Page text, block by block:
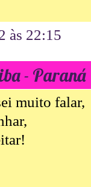
às 22:15
- Paraná
muito falar,